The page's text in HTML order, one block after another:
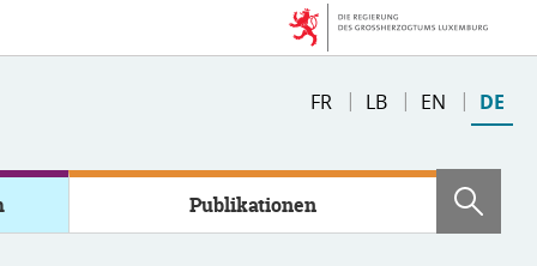
Sprache
wechseln
FR LB EN DE
Publikationen